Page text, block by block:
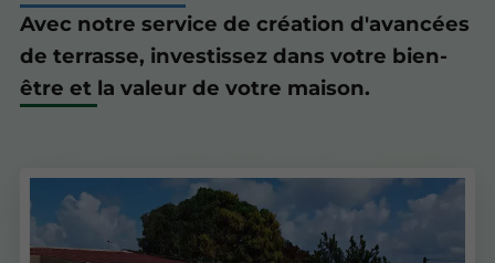
Avec notre service de création d'avancées
de terrasse, investissez dans votre bien-
être et la valeur de votre maison.